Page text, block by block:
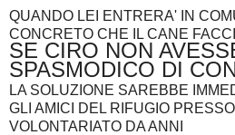
QUANDO LEI ENTRERA' IN
CONCRETO CHE IL CANE
SE CIRO NON
SPASMODICO DI
LA SOLUZIONE SAREBBE
GLI AMICI DEL RIFUGIO
VOLONTARIATO DA ANNI